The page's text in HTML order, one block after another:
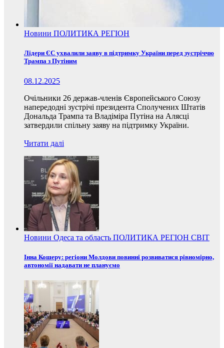
Новини ПОЛИТИКА РЕГІОН
Лідери ЄС ухвалили заяву в підтримку України перед зустріччю
Трампа з Путіним
08.12.2025
Очільники 26 держав-членів Європейського Союзу
напередодні зустрічі президента Сполучених Штатів
Дональда Трампа та Владіміра Путіна на Алясці
затвердили спільну заяву на підтримку України.
Читати далі
Новини Одеса та область ПОЛИТИКА РЕГІОН СВІТ
Інна Кошеру: регіони Молдови повинні розвиватися рівномірно,
автономії надавати не плануємо